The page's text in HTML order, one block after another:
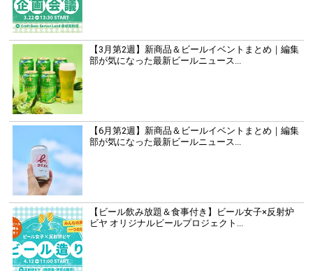
【3月第2週】新商品＆ビールイベントまとめ｜編集
部が気になった最新ビールニュース...
【6月第2週】新商品＆ビールイベントまとめ｜編集
部が気になった最新ビールニュース...
【ビール飲み放題＆食事付き】ビール女子×反射炉
ビヤ オリジナルビールプロジェクト...